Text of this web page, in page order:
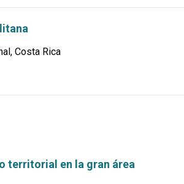
Costa Rica
territorial en la gran área